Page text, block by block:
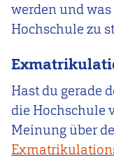
werden und
Hochschule zu
Hast du gerade
die Hochschule
Meinung über